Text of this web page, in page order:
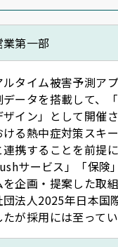
第一部
タイム被害予測ア
データを搭載して、
イン」として開催
る熱中症対策スキ
携することを前提
サービス」「保険
を企画・提案した取
法人2025年日本国
が採用には至ってい